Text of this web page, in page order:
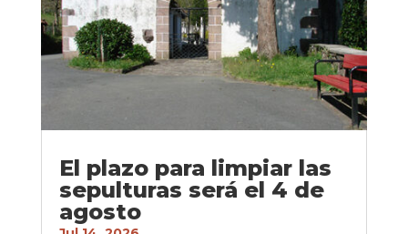
El plazo para limpiar las
sepulturas será el 4 de
agosto